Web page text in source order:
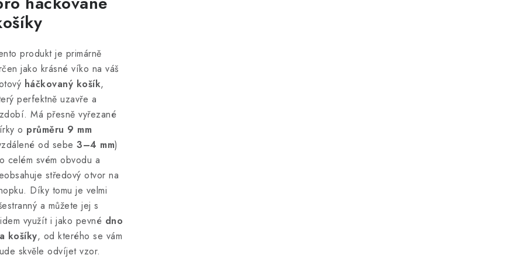
produkt je primárně
jako krásné víko na váš
háčkovaný košík,
perfektně uzavře a
Má přesně vyřezané
o průměru 9 mm
od sebe 3–4 mm)
celém svém obvodu a
středový otvor na
Díky tomu je velmi
a můžete jej s
využít i jako pevné dno
košíky, od kterého se vám
skvěle odvíjet vzor.